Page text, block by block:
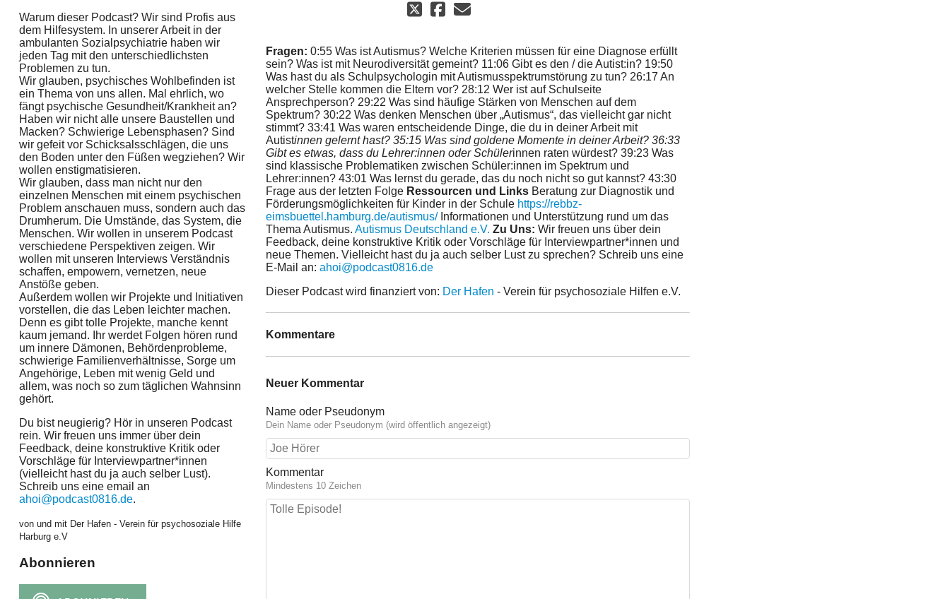
Warum dieser Podcast? Wir sind Profis aus
dem Hilfesystem. In unserer Arbeit in der
ambulanten Sozialpsychiatrie haben wir
jeden Tag mit den unterschiedlichsten
Problemen zu tun.
Wir glauben, psychisches Wohlbefinden ist
ein Thema von uns allen. Mal ehrlich, wo
fängt psychische Gesundheit/Krankheit an?
Haben wir nicht alle unsere Baustellen und
Macken? Schwierige Lebensphasen? Sind
wir gefeit vor Schicksalsschlägen, die uns
den Boden unter den Füßen wegziehen? Wir
wollen enstigmatisieren.
Wir glauben, dass man nicht nur den
einzelnen Menschen mit einem psychischen
Problem anschauen muss, sondern auch das
Drumherum. Die Umstände, das System, die
Menschen. Wir wollen in unserem Podcast
verschiedene Perspektiven zeigen. Wir
wollen mit unseren Interviews Verständnis
schaffen, empowern, vernetzen, neue
Anstöße geben.
Außerdem wollen wir Projekte und Initiativen
vorstellen, die das Leben leichter machen.
Denn es gibt tolle Projekte, manche kennt
kaum jemand. Ihr werdet Folgen hören rund
um innere Dämonen, Behördenprobleme,
schwierige Familienverhältnisse, Sorge um
Angehörige, Leben mit wenig Geld und
allem, was noch so zum täglichen Wahnsinn
gehört.
Du bist neugierig? Hör in unseren Podcast
rein. Wir freuen uns immer über dein
Feedback, deine konstruktive Kritik oder
Vorschläge für Interviewpartner*innen
(vielleicht hast du ja auch selber Lust).
Schreib uns eine email an
ahoi@podcast0816.de.
von und mit Der Hafen - Verein für psychosoziale Hilfe
Harburg e.V
Abonnieren
Fragen: 0:55 Was ist Autismus? Welche Kriterien müssen für eine Diagnose erfüllt
sein? Was ist mit Neurodiversität gemeint? 11:06 Gibt es den / die Autist:in? 19:50
Was hast du als Schulpsychologin mit Autismusspektrumstörung zu tun? 26:17 An
welcher Stelle kommen die Eltern vor? 28:12 Wer ist auf Schulseite
Ansprechperson? 29:22 Was sind häufige Stärken von Menschen auf dem
Spektrum? 30:22 Was denken Menschen über „Autismus“, das vielleicht gar nicht
stimmt? 33:41 Was waren entscheidende Dinge, die du in deiner Arbeit mit
Autistinnen gelernt hast? 35:15 Was sind goldene Momente in deiner Arbeit? 36:33
Gibt es etwas, dass du Lehrer:innen oder Schülerinnen raten würdest? 39:23 Was
sind klassische Problematiken zwischen Schüler:innen im Spektrum und
Lehrer:innen? 43:01 Was lernst du gerade, das du noch nicht so gut kannst? 43:30
Frage aus der letzten Folge Ressourcen und Links Beratung zur Diagnostik und
Förderungsmöglichkeiten für Kinder in der Schule https://rebbz-
eimsbuettel.hamburg.de/autismus/Informationen und Unterstützung rund um das
Thema Autismus. Autismus Deutschland e.V. Zu Uns: Wir freuen uns über dein
Feedback, deine konstruktive Kritik oder Vorschläge für Interviewpartner*innen und
neue Themen. Vielleicht hast du ja auch selber Lust zu sprechen? Schreib uns eine
E-Mail an:ahoi@podcast0816.de
Dieser Podcast wird finanziert von: Der Hafen - Verein für psychosoziale Hilfen e.V.
Kommentare
Neuer Kommentar
Name oder Pseudonym
Dein Name oder Pseudonym (wird öffentlich angezeigt)
Kommentar
Mindestens 10 Zeichen